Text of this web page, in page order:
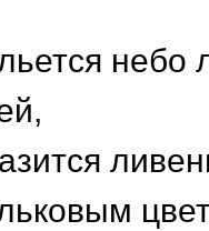
небо